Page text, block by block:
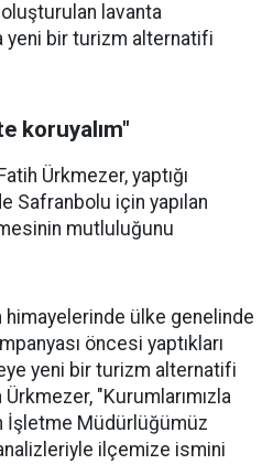
lavanta
yeni bir turizm alternatifi
koruyalım"
Ürkmezer, yaptığı
Safranbolu için yapılan
mutluluğunu
himayelerinde ülke genelinde
öncesi yaptıkları
yeni bir turizm alternatifi
Ürkmezer, "Kurumlarımızla
İşletme Müdürlüğümüz
ilçemize ismini